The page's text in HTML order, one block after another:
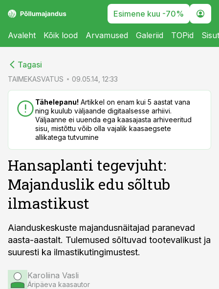
Esimene kuu -70%
Avaleht Kõik lood Arvamused Galeriid TOPid
Tagasi
TAIMEKASVATUS 09.05.14, 12:33
Tähelepanu! Artikkel on enam kui 5 aastat vana
ning kuulub väljaande digitaalsesse arhiivi.
Väljaanne ei uuenda ega kaasajasta arhiveeritud
sisu, mistõttu võib olla vajalik kaasaegsete
allikatega tutvumine
Hansaplanti tegevjuht:
Majanduslik edu sõltub
ilmastikust
Aianduskeskuste majandusnäitajad paranevad
aasta-aastalt. Tulemused sõltuvad tootevalikust ja
suuresti ka ilmastikutingimustest.
Karoliina Vasli
Äripäeva kaasautor